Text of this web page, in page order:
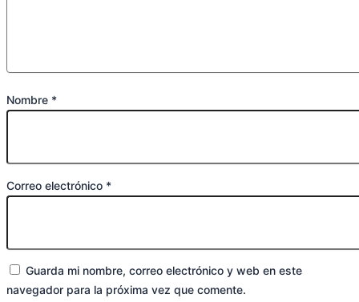
Nombre *
Correo electrónico *
Guarda mi nombre, correo electrónico y web en este
navegador para la próxima vez que comente.